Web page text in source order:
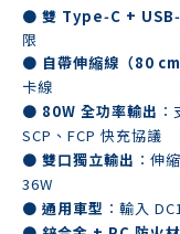
● 雙 Type‑C +
限
● 自帶伸縮線（80 cm
卡線
● 80W 全功率輸出
SCP、FCP 快充協議
● 雙口獨立輸出 ：伸
36W
● 通用車型 ：輸入